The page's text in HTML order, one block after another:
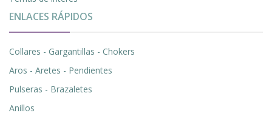
ENLACES RÁPIDOS
Collares - Gargantillas - Chokers
Aros - Aretes - Pendientes
Pulseras - Brazaletes
Anillos